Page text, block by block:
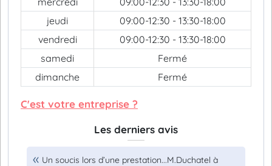
jeudi
09:00-12:30 - 13:30-18:00
vendredi
09:00-12:30 - 13:30-18:00
samedi
Fermé
dimanche
Fermé
C'est votre entreprise ?
Les derniers avis
Un soucis lors d’une prestation...M.Duchatel à